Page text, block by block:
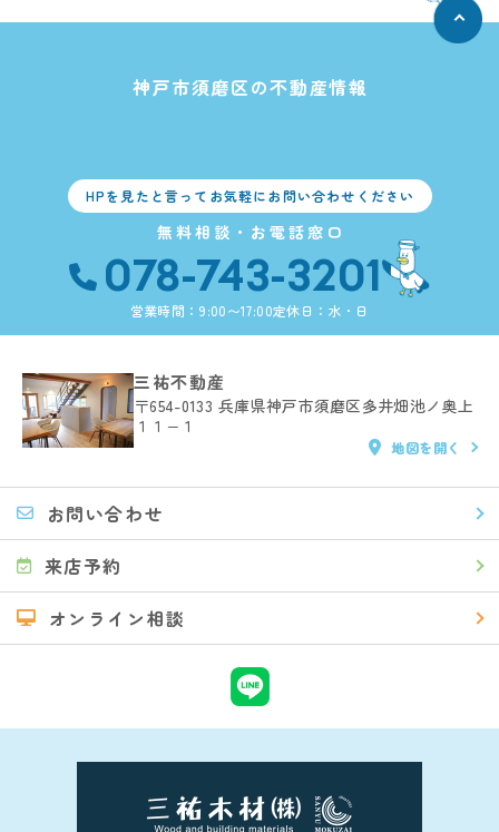
神戸市須磨区の不動産情報
HPを見たと言ってお気軽にお問い合わせください
無料相談・お電話窓口
078-743-3201
営業時間：9:00〜17:00定休日：水・日
三祐不動産
〒654-0133 兵庫県神戸市須磨区多井畑池ノ奥上
１１−１
地図を開く
お問い合わせ
来店予約
オンライン相談